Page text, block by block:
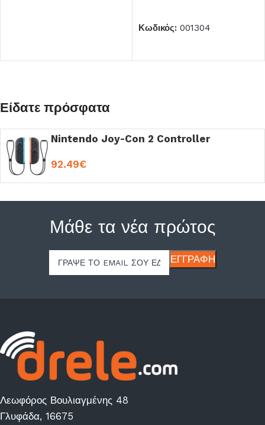
Κωδικός: 001304
Είδατε πρόσφατα
Nintendo Joy-Con 2 Controller
92.49€
Μάθε τα νέα πρώτος
Λεωφόρος Βουλιαγμένης 48
Γλυφάδα, 16675